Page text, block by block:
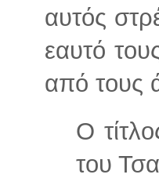
αυτός
εαυτό
από τους
Ο
του